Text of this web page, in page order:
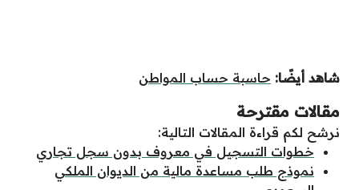
شاهد أيضًا: حاسبة حساب المواطن
مقالات مقترحة
نرشح لكم قراءة المقالات التالية:
خطوات التسجيل في معروف بدون سجل تجاري
نموذج طلب مساعدة مالية من الديوان الملكي